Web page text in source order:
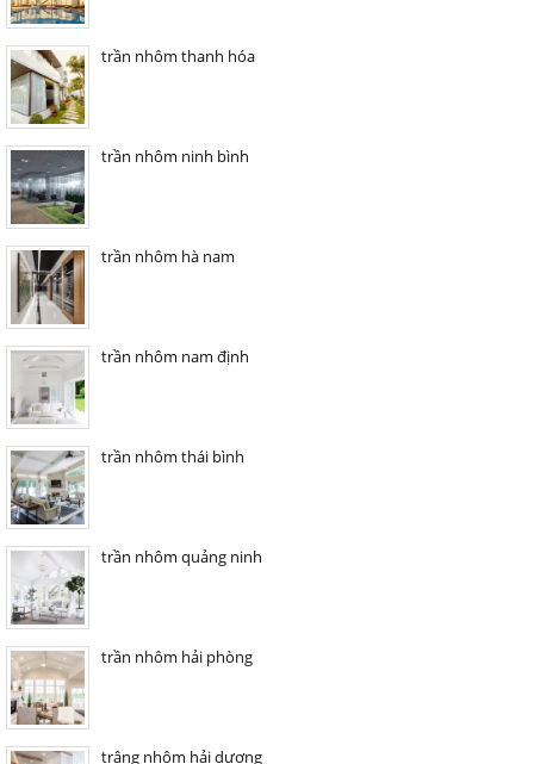
trần nhôm thanh hóa
trần nhôm ninh bình
trần nhôm hà nam
trần nhôm nam định
trần nhôm thái bình
trần nhôm quảng ninh
trần nhôm hải phòng
trâng nhôm hải dương